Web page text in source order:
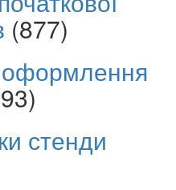
(877)
оформлення
стенди